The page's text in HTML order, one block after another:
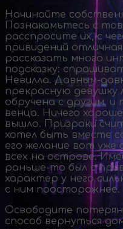
Начинайте
Познакомьтесь с
расспросите их, с
привидений
рассказать много
подсказку:
Невилла. Давным-
прекрасную девушку
обручена с другим,
венца. Ничего
вышло. Призраки
хотел быть вместе
его желание вот
всех на острове.
раньше-то был с
характер у него
с ним поосторожнее.
Освободите
способ вернуться